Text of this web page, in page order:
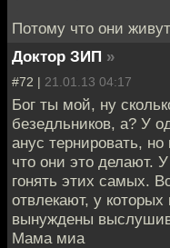
Потому что они
Доктор ЗИП »
#72 | 21.01.13 04:17
Бог ты мой, ну
безедльников, а? У
анус тернировать,
что они это делают.
гонять этих самых.
отвлекают, у
вынуждены
Мама миа